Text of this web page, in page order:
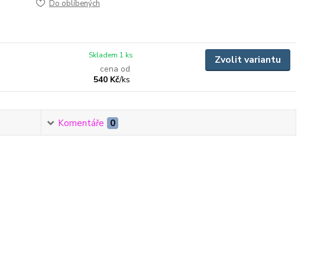
Do oblíbených
cena od
540 Kč/ks
Skladem 1 ks Zvolit variantu
Komentáře 0